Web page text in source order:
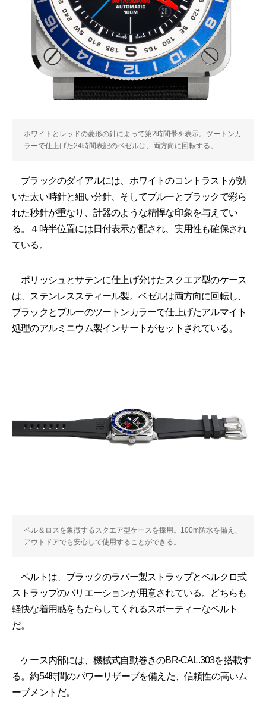
ホワイトとレッドの菱形の針によって第2時間帯を表示。ツートンカ
ラーで仕上げた24時間表記のベゼルは、両方向に回転する。
ブラックのダイアルには、ホワイトのコントラストが効
いた太い時針と細い分針、そしてブルーとブラックで彩ら
れた秒針が重なり、計器のような精悍な印象を与えてい
る。４時半位置には日付表示が配され、実用性も確保され
ている。
ポリッシュとサテンに仕上げ分けたスクエア型のケース
は、ステンレススティール製。ベゼルは両方向に回転し、
ブラックとブルーのツートンカラーで仕上げたアルマイト
処理のアルミニウム製インサートがセットされている。
ベル＆ロスを象徴するスクエア型ケースを採用。100m防水を備え、
アウトドアでも安心して使用することができる。
ベルトは、ブラックのラバー製ストラップとベルクロ式
ストラップのバリエーションが用意されている。どちらも
軽快な着用感をもたらしてくれるスポーティーなベルト
だ。
ケース内部には、機械式自動巻きのBR-CAL.303を搭載す
る。約54時間のパワーリザーブを備えた、信頼性の高いム
ーブメントだ。